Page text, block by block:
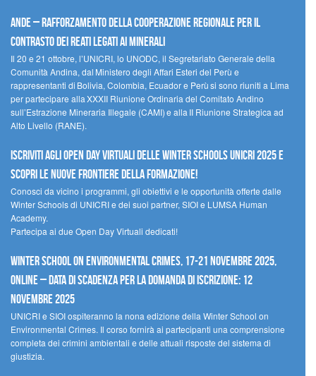
Ande – Rafforzamento della cooperazione regionale per il
contrasto dei reati legati ai minerali
Il 20 e 21 ottobre, l’UNICRI, lo UNODC, il Segretariato Generale della
Comunità Andina, dal Ministero degli Affari Esteri del Perù e
rappresentanti di Bolivia, Colombia, Ecuador e Perù si sono riuniti a Lima
per partecipare alla XXXII Riunione Ordinaria del Comitato Andino
sull’Estrazione Mineraria Illegale (CAMI) e alla II Riunione Strategica ad
Alto Livello (RANE).
Iscriviti agli Open Day Virtuali delle Winter Schools UNICRI 2025 e
scopri le nuove frontiere della formazione!
Conosci da vicino i programmi, gli obiettivi e le opportunità offerte dalle
Winter Schools di UNICRI e dei suoi partner, SIOI e LUMSA Human
Academy.
Partecipa ai due Open Day Virtuali dedicati!
Winter School on Environmental Crimes, 17-21 novembre 2025,
Online – Data di scadenza per la domanda di iscrizione: 12
novembre 2025
UNICRI e SIOI ospiteranno la nona edizione della Winter School on
Environmental Crimes. Il corso fornirà ai partecipanti una comprensione
completa dei crimini ambientali e delle attuali risposte del sistema di
giustizia.